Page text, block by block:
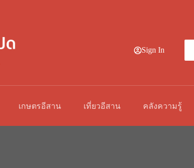
Sign In
เกษตรอีสาน เที่ยวอีสาน คลังความรู้